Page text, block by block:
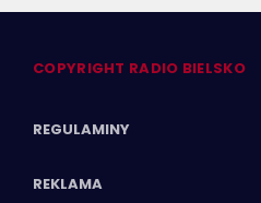
COPYRIGHT RADIO BIELSKO
REGULAMINY
REKLAMA